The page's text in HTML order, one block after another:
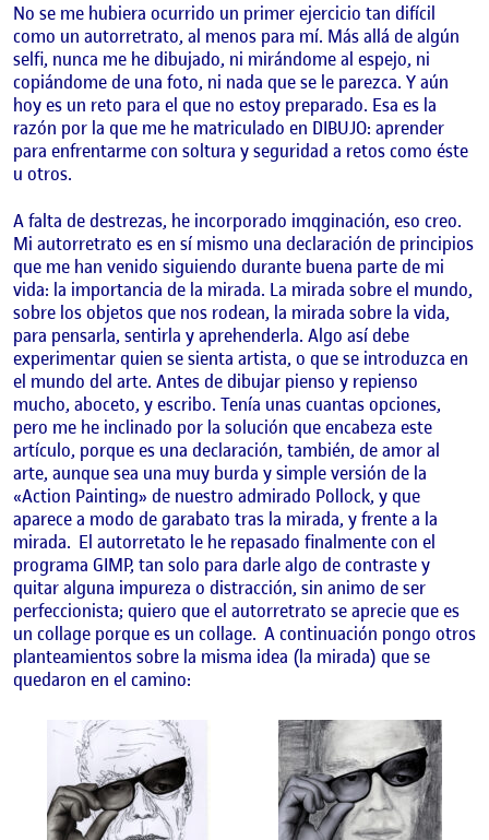
No se me hubiera ocurrido un primer ejercicio tan difícil
como un autorretrato, al menos para mí. Más allá de algún
selfi, nunca me he dibujado, ni mirándome al espejo, ni
copiándome de una foto, ni nada que se le parezca. Y aún
hoy es un reto para el que no estoy preparado. Esa es la
razón por la que me he matriculado en DIBUJO: aprender
para enfrentarme con soltura y seguridad a retos como éste
u otros.
A falta de destrezas, he incorporado imqginación, eso creo.
Mi autorretrato es en sí mismo una declaración de principios
que me han venido siguiendo durante buena parte de mi
vida: la importancia de la mirada. La mirada sobre el mundo,
sobre los objetos que nos rodean, la mirada sobre la vida,
para pensarla, sentirla y aprehenderla. Algo así debe
experimentar quien se sienta artista, o que se introduzca en
el mundo del arte. Antes de dibujar pienso y repienso
mucho, aboceto, y escribo. Tenía unas cuantas opciones,
pero me he inclinado por la solución que encabeza este
artículo, porque es una declaración, también, de amor al
arte, aunque sea una muy burda y simple versión de la
«Action Painting» de nuestro admirado Pollock, y que
aparece a modo de garabato tras la mirada, y frente a la
mirada. El autorretato le he repasado finalmente con el
programa GIMP, tan solo para darle algo de contraste y
quitar alguna impureza o distracción, sin animo de ser
perfeccionista; quiero que el autorretrato se aprecie que es
un collage porque es un collage. A continuación pongo otros
planteamientos sobre la misma idea (la mirada) que se
quedaron en el camino: